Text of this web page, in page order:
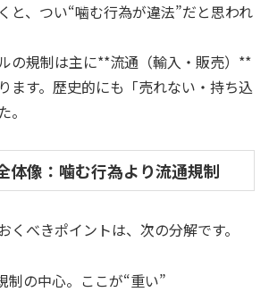
と、つい“噛む行為が違法”だと思われ
の規制は主に**流通（輸入・販売）**
ます。歴史的にも「売れない・持ち込
体像：噛む行為より流通規制
くべきポイントは、次の分解です。
制の中心。ここが“重い”